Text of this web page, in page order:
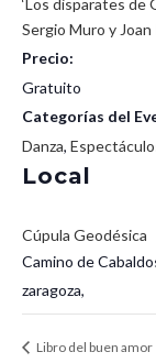
‘Los disparates de
Sergio Muro y Joan
Precio:
Gratuito
Categorías del
Danza,
Local
Cúpula Geodésica
Camino de
zaragoza,
Libro del buen amor